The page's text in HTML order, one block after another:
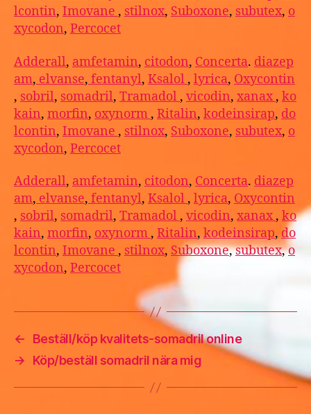
lcontin, Imovane , stilnox, Suboxone, subutex, o
xycodon, Percocet
Adderall, amfetamin, citodon, Concerta. diazep
am, elvanse, fentanyl, Ksalol , lyrica, Oxycontin
, sobril, somadril, Tramadol , vicodin, xanax, ko
kain, morfin, oxynorm , Ritalin, kodeinsirap, do
lcontin, Imovane , stilnox, Suboxone, subutex, o
xycodon, Percocet
Adderall, amfetamin, citodon, Concerta. diazep
am, elvanse, fentanyl, Ksalol , lyrica, Oxycontin
, sobril, somadril, Tramadol , vicodin, xanax, ko
kain, morfin, oxynorm , Ritalin,kodeinsirap,do
lcontin, Imovane , stilnox, Suboxone,subutex,o
xycodon, Percocet
←
Beställ/köp kvalitets-somadril online
→
Köp/beställ somadril nära mig